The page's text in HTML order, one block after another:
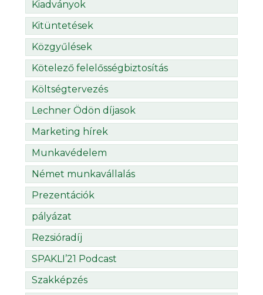
Kiadványok
Kitüntetések
Közgyűlések
Kötelező felelősségbiztosítás
Költségtervezés
Lechner Ödön díjasok
Marketing hírek
Munkavédelem
Német munkavállalás
Prezentációk
pályázat
Rezsióradíj
SPAKLI’21 Podcast
Szakképzés